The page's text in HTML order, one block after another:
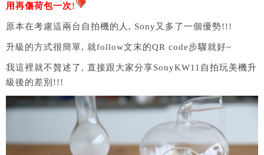
用再傷荷包一次!
原本在考慮這兩台自拍機的人, Sony又多了一個優勢!!!
升級的方式很簡單, 就follow文末的QR code步驟就好~
我這裡就不贅述了, 直接跟大家分享SonyKW11自拍玩美機升
級後的差別!!!